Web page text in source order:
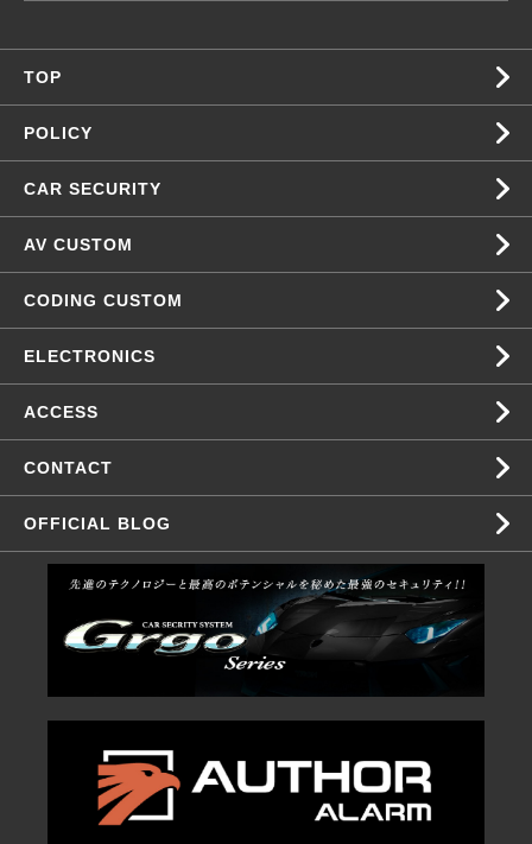
TOP
POLICY
CAR SECURITY
AV CUSTOM
CODING CUSTOM
ELECTRONICS
ACCESS
CONTACT
OFFICIAL BLOG